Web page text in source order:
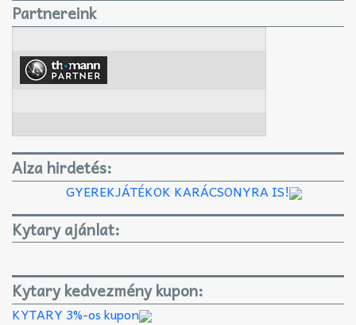
Partnereink
Alza hirdetés:
GYEREKJÁTÉKOK KARÁCSONYRA IS!
Kytary ajánlat:
Kytary kedvezmény kupon:
KYTARY 3%-os kupon